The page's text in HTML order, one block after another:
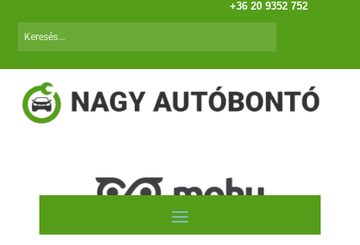
+36 20 9352 752